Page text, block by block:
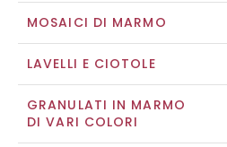
MOSAICI DI MARMO
LAVELLI E CIOTOLE
GRANULATI IN MARMO
DI VARI COLORI